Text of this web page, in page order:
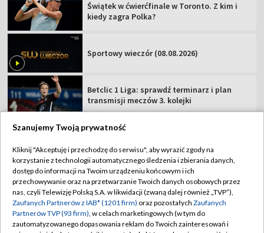
Świątek w ćwierćfinale w Toronto. Z kim i
kiedy zagra Polka?
Sportowy wieczór (08.08.2026)
Betclic 1 Liga: sprawdź terminarz i plan
transmisji meczów 3. kolejki
TVP
Abonament TVP
Sklep TVP
Biuro Reklamy
Regulamin TVP
Polityka prywatności
Moje zgody
Szanujemy Twoją prywatność
Kliknij "Akceptuję i przechodzę do serwisu", aby wyrazić zgody na
korzystanie z technologii automatycznego śledzenia i zbierania danych,
dostęp do informacji na Twoim urządzeniu końcowym i ich
przechowywanie oraz na przetwarzanie Twoich danych osobowych przez
nas, czyli Telewizję Polską S.A. w likwidacji (zwaną dalej również „TVP”),
Zaufanych Partnerów z IAB* (1201 firm) oraz pozostałych Zaufanych
Partnerów TVP (93 firm), w celach marketingowych (w tym do
zautomatyzowanego dopasowania reklam do Twoich zainteresowań i